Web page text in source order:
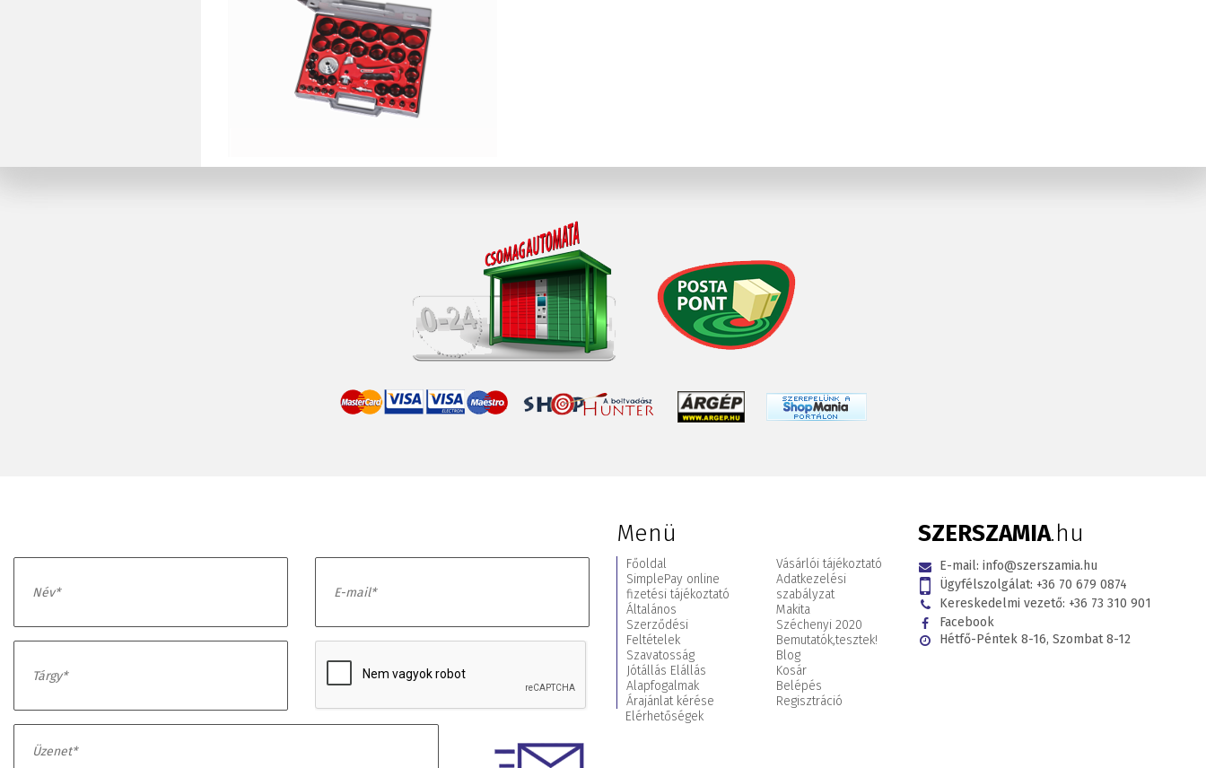
Menü
Főoldal
SimplePay online
fizetési tájékoztató
Általános
Szerződési
Feltételek
Szavatosság
Jótállás Elállás
Alapfogalmak
Árajánlat kérése
Elérhetőségek
Vásárlói tájékoztató
Adatkezelési
szabályzat
Makita
Széchenyi 2020
Bemutatók,tesztek!
Blog
Kosár
Belépés
Regisztráció
SZERSZAMIA.hu
E-mail: info@szerszamia.hu
Ügyfélszolgálat: +36 70 679 0874
Kereskedelmi vezető: +36 73 310 901
Facebook
Hétfő-Péntek 8-16, Szombat 8-12